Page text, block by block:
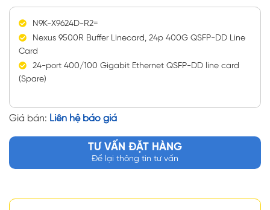
N9K-X9624D-R2=
Nexus 9500R Buffer Linecard, 24p 400G QSFP-DD Line
Card
24-port 400/100 Gigabit Ethernet QSFP-DD line card
(Spare)
Giá bán: Liên hệ báo giá
TƯ VẤN ĐẶT HÀNG
Để lại thông tin tư vấn